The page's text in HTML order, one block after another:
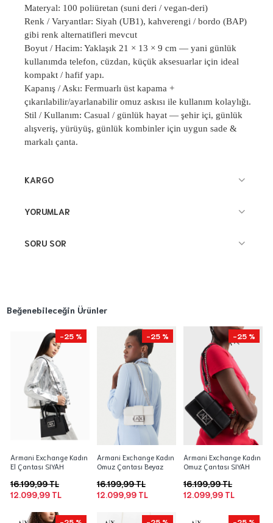
Materyal: 100 poliüretan (suni deri / vegan-deri)
Renk / Varyantlar: Siyah (UB1), kahverengi / bordo (BAP)
gibi renk alternatifleri mevcut
Boyut / Hacim: Yaklaşık 21 × 13 × 9 cm — yani günlük
kullanımda telefon, cüzdan, küçük aksesuarlar için ideal
kompakt / hafif yapı.
Kapanış / Askı: Fermuarlı üst kapama +
çıkarılabilir/ayarlanabilir omuz askısı ile kullanım kolaylığı.
Stil / Kullanım: Casual / günlük hayat — şehir içi, günlük
alışveriş, yürüyüş, günlük kombinler için uygun sade &
markalı çanta.
KARGO
YORUMLAR
SORU SOR
Beğenebileceğin Ürünler
-25 %
Armani Exchange Kadın
El Çantası SIYAH
12.099,99 TL
16.199,99 TL
-25 %
Armani Exchange Kadın
Omuz Çantası Beyaz
12.099,99 TL
16.199,99 TL
-25 %
Armani Exchange Kadın
Omuz Çantası SIYAH
12.099,99 TL
16.199,99 TL